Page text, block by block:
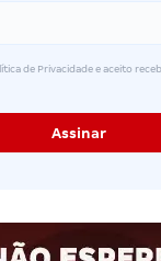
de Privacidade e aceito